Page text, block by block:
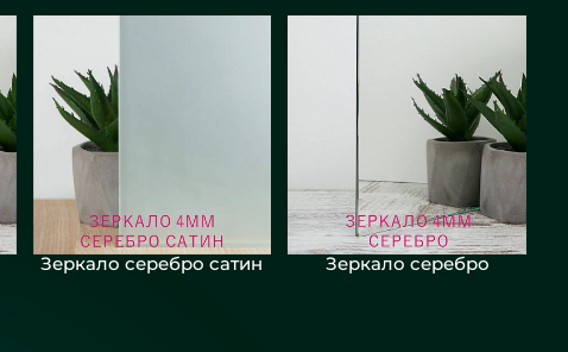
Зеркало серебро сатин Зеркало серебро